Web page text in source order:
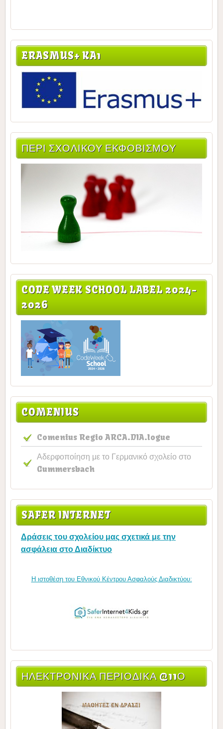
ERASMUS+ KA1
ΠΕΡΙ ΣΧΟΛΙΚΟΥ ΕΚΦΟΒΙΣΜΟΥ
CODE WEEK SCHOOL LABEL 2024-
2026
COMENIUS
Comenius Regio ARCA.DIA.logue
Αδερφοποίηση με το Γερμανικό σχολείο στο
Gummersbach
SAFER INTERNET
Δράσεις του σχολείου μας σχετικά με την
ασφάλεια στο Διαδίκτυο
Η ιστοθέση του Εθνικού Κέντρου Ασφαλούς Διαδικτύου:
ΗΛΕΚΤΡΟΝΙΚΆ ΠΕΡΙΟΔΙΚΆ @11Ο